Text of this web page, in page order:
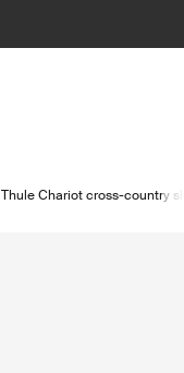
Thule Chariot cross-country